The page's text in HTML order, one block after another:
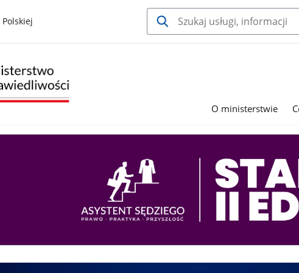
O ministerstwie